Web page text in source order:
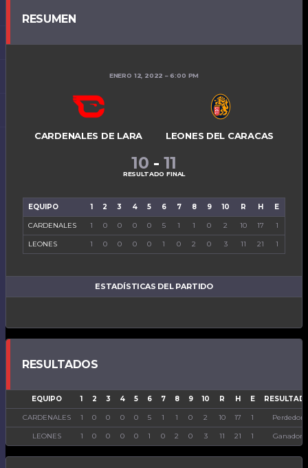
RESUMEN
ENERO 12, 2022 6:00 PM
CARDENALES DE LARA LEONES DEL CARACAS
10 - 11
RESULTADO FINAL
EQUIPO 1 2 3 4 5 6 7 8 9 10 R H E
CARDENALES 1 0 0 0 0 5 1 1 0 2 10 17 1
LEONES 1 0 0 0 0 1 0 2 0 3 11 21 1
ESTADÍSTICAS DEL PARTIDO
RESULTADOS
EQUIPO 1 2 3 4 5 6 7 8 9 10 R H E
CARDENALES 1 0 0 0 0 5 1 1 0 2 10 17 1 Perdedor
LEONES 1 0 0 0 0 1 0 2 0 3 11 21 1 Ganador